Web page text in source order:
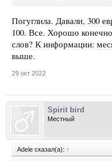
Погуглила. Давали, 300
100. Все. Хорошо
слов? К информации:
выше.
29 окт 2022
Spirit bird
Местный
Adele сказал(а): ↑